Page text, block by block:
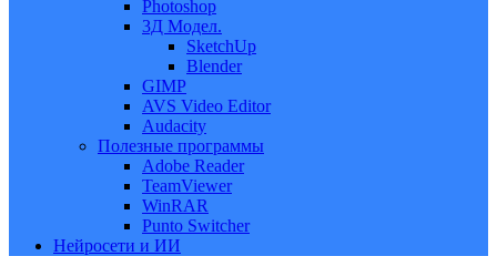
Photoshop
3Д Модел.
SketchUp
Blender
GIMP
AVS Video Editor
Audacity
Полезные программы
Adobe Reader
TeamViewer
WinRAR
Punto Switcher
Нейросети и ИИ